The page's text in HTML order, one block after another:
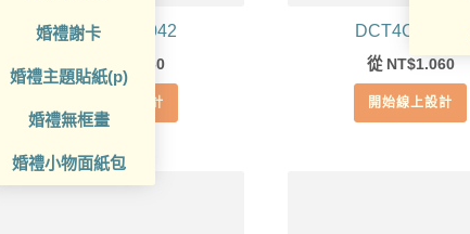
婚禮謝卡
婚禮主題貼紙(p)
婚禮無框畫
婚禮小物面紙包
DCT4CC0042
從 NT$ 1.060
開始線上設計
DCT4CC0043
從 NT$1.060
開始線上設計